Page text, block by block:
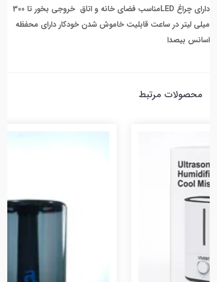
دارای چراغ LEDمناسب فضای خانه و اتاق خروجی بخور تا 300
میلی لیتر در ساعت قابلیت خاموش شدن خودکار دارای محفظه
اسانس بیصدا
محصولات مرتبط